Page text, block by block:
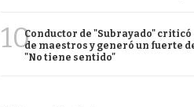
10Conductor de "Subrayado" criticó
de maestros y generó un fuerte
"No tiene sentido"